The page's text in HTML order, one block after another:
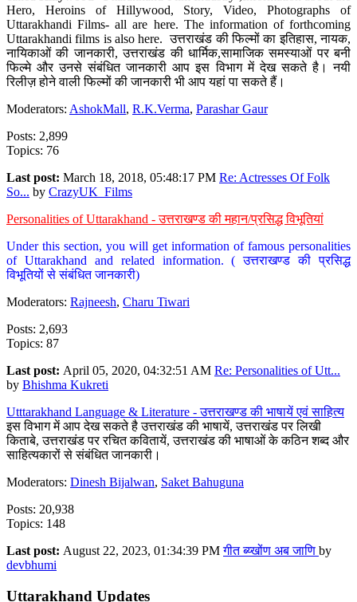
Hero, Heroins of Hillywood, Story, Video, Photographs of
Uttarakhandi Films- all are here. The information of forthcoming
Uttarakhandi films is also here. उत्तराखंड की फिल्मों का इतिहास, नायक,
नायिकाओं की जानकारी, उत्तराखंड की धार्मिक,सामाजिक समस्याओं पर बनी
फिल्मे और उनसे संबंधित जानकारी आप इस विभाग में देख सकते है। नयी
रिलीज़ होने वाली फिल्मों की जानकारी भी आप यहां पा सकते हैं।
Moderators: AshokMall, R.K.Verma, Parashar Gaur
Posts: 2,899
Topics: 76
Last post: March 18, 2018, 05:48:17 PM Re: Actresses Of Folk
So... by CrazyUK_Films
Personalities of Uttarakhand - उत्तराखण्ड की महान/प्रसिद्ध विभूतियां
Under this section, you will get information of famous personalities
of Uttarakhand and related information. ( उत्तराखण्ड की प्रसिद्ध
विभूतियों से संबंधित जानकारी)
Moderators: Rajneesh, Charu Tiwari
Posts: 2,693
Topics: 87
Last post: April 05, 2020, 04:32:51 AM Re: Personalities of Utt...
by Bhishma Kukreti
Utttarakhand Language & Literature - उत्तराखण्ड की भाषायें एवं साहित्य
इस विभाग में आप देख सकते है उत्तराखंड की भाषायें, उत्तराखंड पर लिखी
किताबे, उत्तराखंड पर रचित कवितायें, उत्तराखंड की भाषाओं के कठिन शब्द और
साहित्यकारों से संबंधित जानकारी।
Moderators: Dinesh Bijalwan, Saket Bahuguna
Posts: 20,938
Topics: 148
Last post: August 22, 2023, 01:34:39 PMगीत ब्य्खोंण अब जाणि by
devbhumi
Uttarakhand Updates